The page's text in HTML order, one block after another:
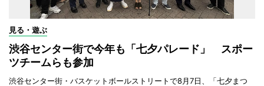
見る・遊ぶ
渋谷センター街で今年も「七夕パレード」 スポー
ツチームらも参加
渋谷センター街・バスケットボールストリートで8月7日、「七夕まつ